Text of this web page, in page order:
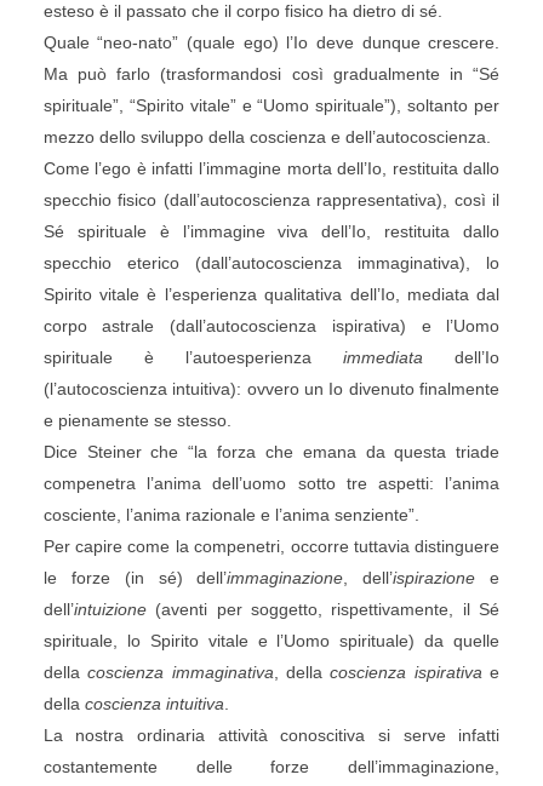
esteso è il passato che il corpo fisico ha dietro di sé.
Quale “neo-nato” (quale ego) l’Io deve dunque crescere.
Ma può farlo (trasformandosi così gradualmente in “Sé
spirituale”, “Spirito vitale” e “Uomo spirituale”), soltanto per
mezzo dello sviluppo della coscienza e dell’autocoscienza.
Come l’ego è infatti l’immagine morta dell’Io, restituita dallo
specchio fisico (dall’autocoscienza rappresentativa), così il
Sé spirituale è l’immagine viva dell’Io, restituita dallo
specchio eterico (dall’autocoscienza immaginativa), lo
Spirito vitale è l’esperienza qualitativa dell’Io, mediata dal
corpo astrale (dall’autocoscienza ispirativa) e l’Uomo
spirituale è l’autoesperienzaimmediata dell’Io
(l’autocoscienza intuitiva): ovvero un Io divenuto finalmente
e pienamente se stesso.
Dice Steiner che “la forza che emana da questa triade
compenetra l’anima dell’uomo sotto tre aspetti: l’anima
cosciente, l’anima razionale e l’anima senziente”.
Per capire come la compenetri, occorre tuttavia distinguere
le forze (in sé) dell’immaginazione , dell’ispirazione e
dell’intuizione(aventi per soggetto, rispettivamente, il Sé
spirituale, lo Spirito vitale e l’Uomo spirituale) da quelle
dellacoscienza immaginativa , dellacoscienza ispirativa e
della coscienza intuitiva
La nostra ordinaria attività conoscitiva si serve infatti
costantemente delle forze dell’immaginazione,